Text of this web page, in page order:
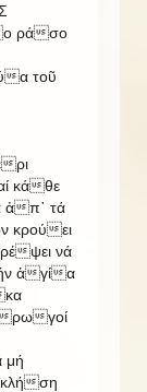
ο ράσο
α τοῦ
ρι
κάθε
π᾿ τά
κρούει
ψει νά
ἁγία
ρωγοί
μή
ση